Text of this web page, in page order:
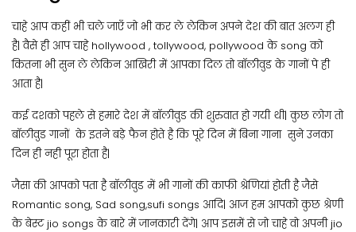
चाहे आप कहीं भी चले जाएँ जो भी कर ले लेकिन अपने देश की बात अलग ही
है| वैसे ही आप चाहे hollywood , tollywood, pollywood के song को
कितना भी सुन ले लेकिन आखिरी में आपका दिल तो बॉलीवुड के गानों पे ही
आता है|
कई दशको पहले से हमारे देश में बॉलीवुड की शुरुवात हो गयी थी| कुछ लोग तो
बॉलीवुड गानों के इतने बड़े फैन होते है कि पूरे दिन में बिना गाना सुने उनका
दिन ही नही पूरा होता है|
जैसा की आपको पता है बॉलीवुड में भी गानों की काफी श्रेणियां होती है जैसे
Romantic song, Sad song,sufi songs आदि| आज हम आपको कुछ श्रेणी
के बेस्ट jio songs के बारे में जानकारी देंगे| आप इसमें से जो चाहे वो अपनी jio